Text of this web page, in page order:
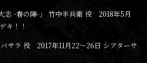
志 -春の陣-」 竹中半兵衛 役 2018年5月
キ！！
サラ 役 2017年11月22〜26日 シアターサ